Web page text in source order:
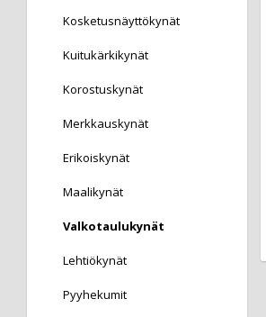
Kosketusnäyttökynät
Kuitukärkikynät
Korostuskynät
Merkkauskynät
Erikoiskynät
Maalikynät
Valkotaulukynät
Lehtiökynät
Pyyhekumit